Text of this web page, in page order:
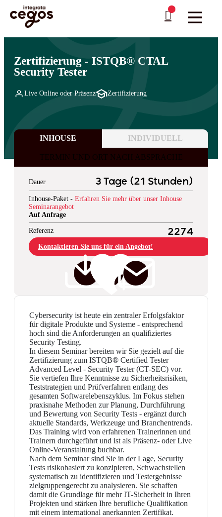
Skip to main content
Sie sind hier:Startseite
Professionelle Weiterbildung & Schulungen in Deutschland
>Software Engineering & Testing
Zertifizierung - ISTQB® CTAL
Security Tester
Live Online oder Präsenz Zertifizierung
INHOUSE INDIVIDUELL
TERMIN UND ORT NACH ABSPRACHE
Dauer 3 Tage (21 Stunden)
Inhouse-Paket - Erfahren Sie mehr über unser Inhouse
Seminarangebot
Auf Anfrage
Referenz 2274
Kontaktieren Sie uns für ein Angebot!
Cybersecurity ist heute ein zentraler Erfolgsfaktor
für digitale Produkte und Systeme - entsprechend
hoch sind die Anforderungen an qualifiziertes
Security Testing.
In diesem Seminar bereiten wir Sie gezielt auf die
Zertifizierung zum ISTQB® Certified Tester
Advanced Level - Security Tester (CT-SEC) vor.
Sie vertiefen Ihre Kenntnisse zu Sicherheitsrisiken,
Teststrategien und Prüfverfahren entlang des
gesamten Softwarelebenszyklus. Im Fokus stehen
praxisnahe Methoden zur Planung, Durchführung
und Bewertung von Security Tests - ergänzt durch
aktuelle Standards, Werkzeuge und Branchentrends.
Das Training wird von erfahrenen Trainerinnen und
Trainern durchgeführt und ist als Präsenz- oder Live
Online-Veranstaltung buchbar.
Nach dem Seminar sind Sie in der Lage, Security
Tests risikobasiert zu konzipieren, Schwachstellen
systematisch zu identifizieren und Testergebnisse
zielgruppengerecht zu analysieren. Sie schaffen
damit die Grundlage für mehr IT-Sicherheit in Ihren
Projekten und stärken Ihre berufliche Qualifikation
mit einem international anerkannten Zertifikat.